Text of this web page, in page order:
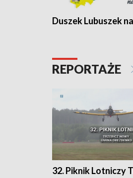
Duszek Lubuszek
REPORTAŻE
32. Piknik Lotniczy